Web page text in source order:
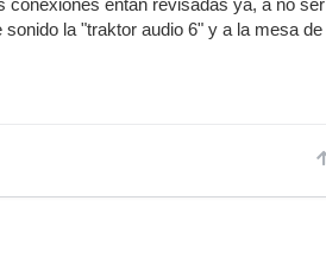
conexiones entán revisadas ya, a no ser
la "traktor audio 6" y a la mesa de